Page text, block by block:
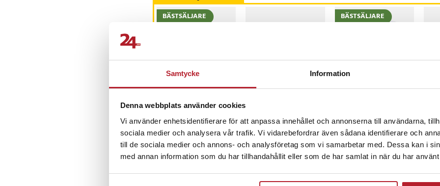
Samtycke Information
Denna webbplats använder cookies
Vi använder enhetsidentifierare för att anpassa innehållet och annonserna till användarna,
sociala medier och analysera vår trafik. Vi vidarebefordrar även sådana identifierare och
till de sociala medier och annons- och analysföretag som vi samarbetar med. Dessa kan i
med annan information som du har tillhandahållit eller som de har samlat in när du har
BÄSTSÄLJARE
iCarsoft CR MAX
OBD / OBD2
felkodsläsare /
bildiagnosverktyg /
diagnosverktyg för bil
Nuvarande pris:
3 698 krTidigare pris :
3 999 kr
3 698 kr 3 999 kr
I lager, levereras inom 1-2 vardagar
Köp
Värdebevis
Pris:1 500 kr
1 500 kr
I lager, levereras inom 1-2 vardagar
Köp
BÄSTSÄLJARE
TP-Link Deco M5
och AC1300-hastighet
Nuvarande pris:
1 369 krTidigare pris:
2 929 kr
1 369 kr 2 929 kr
I lager, levereras inom 1-2 vardagar
Köp
2
2
2
I